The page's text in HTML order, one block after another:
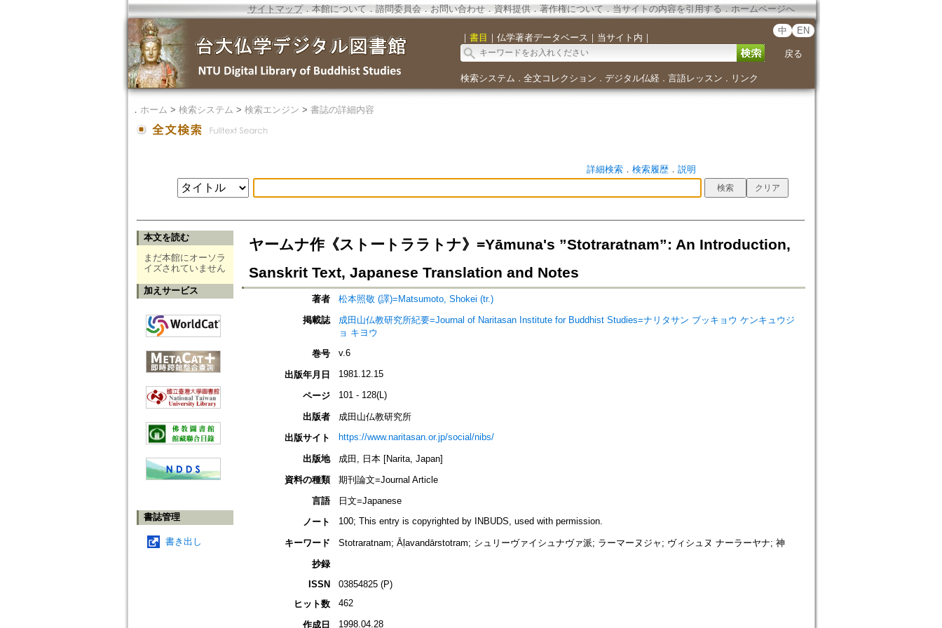
サイトマップ．本館について ． 諮問委員会． お問い合わせ． 資料提供． 著作権について．当サイトの内容を引用する ． ホームページへ
｜ 書目 ｜ 仏学著者データベース ｜ 当サイト内 ｜
中 EN
戻る
検索システム ． 全文コレクション ． デジタル仏経． 言語レッスン ． リンク
． ホーム > 検索システム > 検索エンジン > 書誌の詳細内容
詳細検索． 検索履歴． 説明
本文を読む
まだ本館にオーソラ
イズされていません
加えサービス
書誌管理
書き出し
ヤームナ作《ストートララトナ》=Yāmuna's ”Stotraratnam”: An Introduction,
Sanskrit Text, Japanese Translation and Notes
著者
松本照敬 (譯)=Matsumoto, Shokei (tr.)
掲載誌
成田山仏教研究所紀要=Journal of Naritasan Institute for Buddhist Studies=ナリタサン ブッキョウ ケンキュウジ
ョ キヨウ
巻号
v.6
出版年月日 1981.12.15
ページ 101 - 128(L)
出版者
成田山仏教研究所
出版サイト
https://www.naritasan.or.jp/social/nibs/
出版地
成田, 日本 [Narita, Japan]
資料の種類
期刊論文=Journal Article
言語
日文=Japanese
ノート
100; This entry is copyrighted by INBUDS, used with permission.
キーワード
Stotraratnam; Āḷavandārstotram; シュリーヴァイシュナヴァ派; ラーマーヌジャ; ヴィシュヌ ナーラーヤナ; 神
抄録
ISSN
03854825 (P)
ヒット数
462
作成日 1998.04.28